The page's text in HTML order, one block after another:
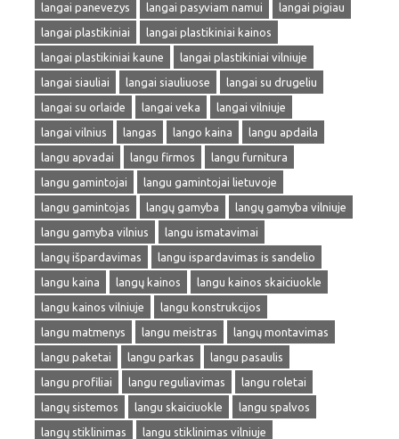
langai panevezys
langai pasyviam namui
langai pigiau
langai plastikiniai
langai plastikiniai kainos
langai plastikiniai kaune
langai plastikiniai vilniuje
langai siauliai
langai siauliuose
langai su drugeliu
langai su orlaide
langai veka
langai vilniuje
langai vilnius
langas lango kaina
langu apdaila
langu apvadai
langu firmos
langu furnitura
langu gamintojai
langu gamintojai lietuvoje
langu gamintojas
langų gamyba
langų gamyba vilniuje
langu gamyba vilnius
langu ismatavimai
langų išpardavimas
langu ispardavimas is sandelio
langu kaina
langų kainos
langu kainos skaiciuokle
langu kainos vilniuje
langu konstrukcijos
langu matmenys
langu meistras
langų montavimas
langu paketai
langu parkas
langu pasaulis
langu profiliai
langu reguliavimas
langu roletai
langų sistemos
langu skaiciuokle
langu spalvos
langų stiklinimas
langu stiklinimas vilniuje